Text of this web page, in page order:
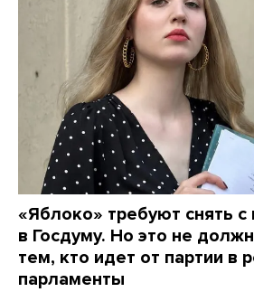
«Яблоко» требуют снять
в Госдуму. Но это не
тем, кто идет от партии в
парламенты